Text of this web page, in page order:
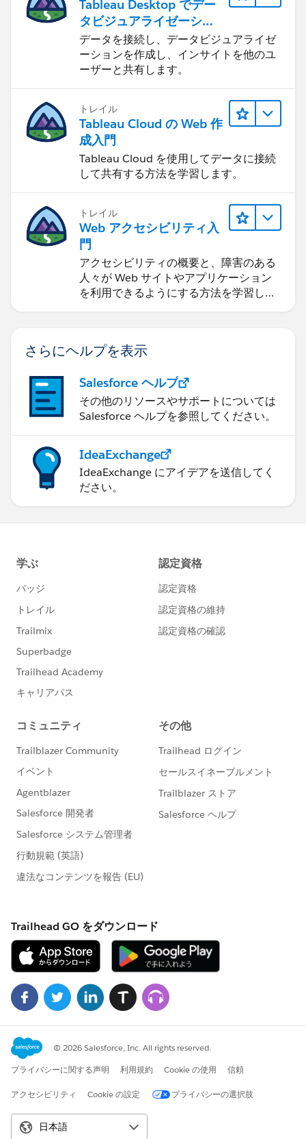
Tableau Desktop でデー
タビジュアライゼーショ
ンをはじめる
データを接続し、データビジュアライゼ
ーションを作成し、インサイトを他のユ
ーザーと共有します。
トレイル
Tableau Cloud の Web 作
成入門
Tableau Cloud を使用してデータに接続
して共有する方法を学習します。
トレイル
Web アクセシビリティ入
門
アクセシビリティの概要と、障害のある
人々が Web サイトやアプリケーション
を利用できるようにする方法を学習しま
さらにヘルプを表示
Salesforce ヘルプ
その他のリソースやサポートについては
Salesforce ヘルプを参照してください。
IdeaExchange
IdeaExchange にアイデアを送信してく
ださい。